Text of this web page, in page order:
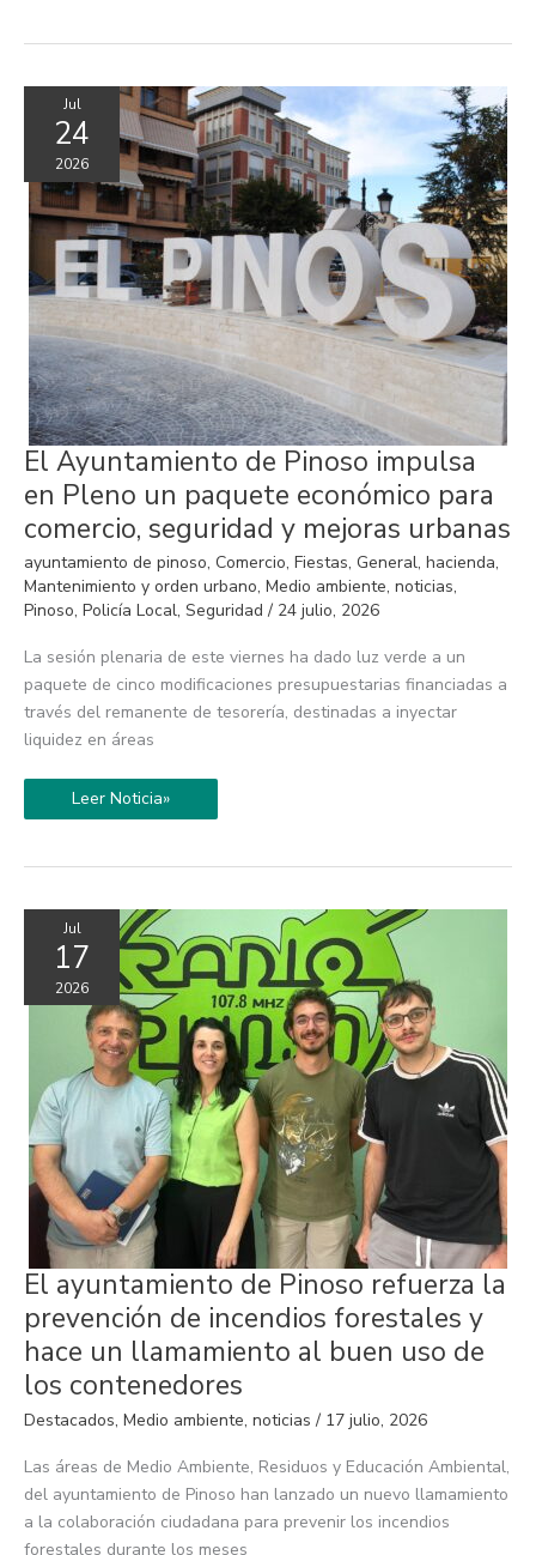
Jul
24
2026
El Ayuntamiento de Pinoso impulsa
en Pleno un paquete económico para
comercio, seguridad y mejoras urbanas
ayuntamiento de pinoso, Comercio, Fiestas, General, hacienda,
Mantenimiento y orden urbano, Medio ambiente, noticias,
Pinoso, Policía Local, Seguridad / 24 julio, 2026
La sesión plenaria de este viernes ha dado luz verde a un
paquete de cinco modificaciones presupuestarias financiadas a
través del remanente de tesorería, destinadas a inyectar
liquidez en áreas
El
Ayuntamiento
de
Pinoso
impulsa
en
Pleno
un
paquete
económico
para
seguridad
y
mejoras
urbanas
Leer Noticia»
Jul
17
2026
El ayuntamiento de Pinoso refuerza la
prevención de incendios forestales y
hace un llamamiento al buen uso de
los contenedores
Destacados, Medio ambiente, noticias / 17 julio, 2026
Las áreas de Medio Ambiente, Residuos y Educación Ambiental,
del ayuntamiento de Pinoso han lanzado un nuevo llamamiento
a la colaboración ciudadana para prevenir los incendios
forestales durante los meses
El
ayuntamiento
de
Pinoso
refuerza
la
prevención
de
incendios
forestales
hace
un
llamamiento
al
buen
uso